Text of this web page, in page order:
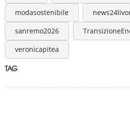
modasostenibile
sanremo2026
veronicapitea
TAG